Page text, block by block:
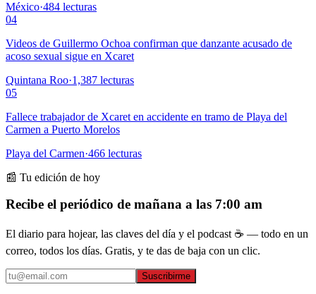
México·484 lecturas
04
Videos de Guillermo Ochoa confirman que danzante acusado de
acoso sexual sigue en Xcaret
Quintana Roo·1,387 lecturas
05
Fallece trabajador de Xcaret en accidente en tramo de Playa del
Carmen a Puerto Morelos
Playa del Carmen·466 lecturas
📰 Tu edición de hoy
Recibe el periódico de mañana a las 7:00 am
El diario para hojear, las claves del día y el podcast ☕ — todo en un
correo, todos los días. Gratis, y te das de baja con un clic.
Suscribirme